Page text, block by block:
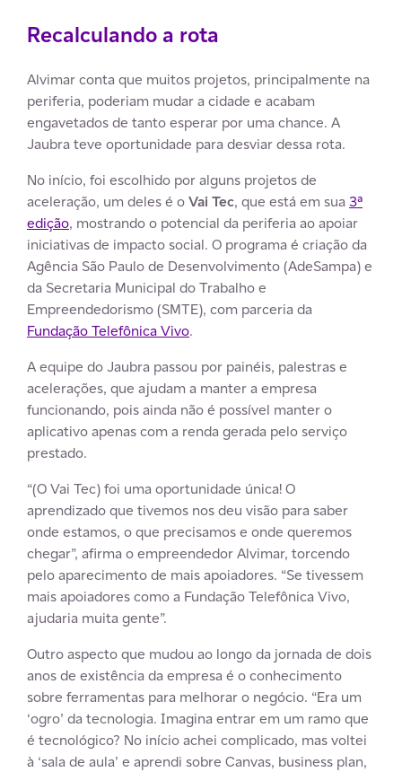
Recalculando a rota
Alvimar conta que muitos projetos, principalmente na
periferia, poderiam mudar a cidade e acabam
engavetados de tanto esperar por uma chance. A
Jaubra teve oportunidade para desviar dessa rota.
No início, foi escolhido por alguns projetos de
aceleração, um deles é oVai Tec, que está em sua 3ª
edição, mostrando o potencial da periferia ao apoiar
iniciativas de impacto social. O programa é criação da
Agência São Paulo de Desenvolvimento (AdeSampa) e
da Secretaria Municipal do Trabalho e
Empreendedorismo (SMTE), com parceria da
Fundação Telefônica Vivo.
A equipe do Jaubra passou por painéis, palestras e
acelerações, que ajudam a manter a empresa
funcionando, pois ainda não é possível manter o
aplicativo apenas com a renda gerada pelo serviço
prestado.
“(O Vai Tec) foi uma oportunidade única! O
aprendizado que tivemos nos deu visão para saber
onde estamos, o que precisamos e onde queremos
chegar”, afirma o empreendedor Alvimar, torcendo
pelo aparecimento de mais apoiadores. “Se tivessem
mais apoiadores como a Fundação Telefônica Vivo,
ajudaria muita gente”.
Outro aspecto que mudou ao longo da jornada de dois
anos de existência da empresa é o conhecimento
sobre ferramentas para melhorar o negócio. “Era um
‘ogro’ da tecnologia. Imagina entrar em um ramo que
é tecnológico? No início achei complicado, mas voltei
à ‘sala de aula’ e aprendi sobre Canvas, business plan,